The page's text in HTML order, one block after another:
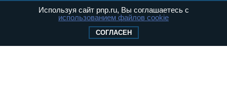
массовых коммуникаций (Роскомнадзор) 05
августа 2011 года. 18+
Свидетельство о регистрации Эл № ФС77-
Используя сайт pnp.ru, Вы соглашаетесь с
использованием файлов cookie
СОГЛАСЕН